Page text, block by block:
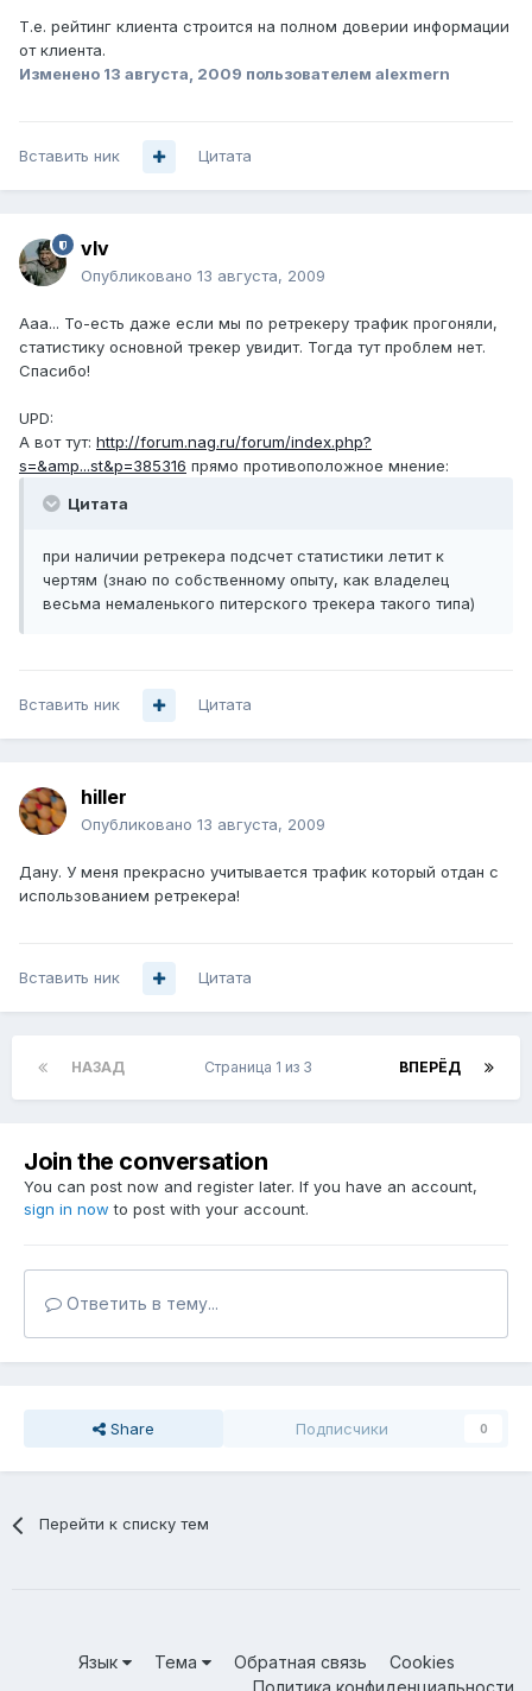
Т.е. рейтинг клиента строится на полном доверии информации
от клиента.
Изменено 13 августа, 2009 пользователем alexmern
Вставить ник Цитата
vIv
Опубликовано 13 августа, 2009
Ааа... То-есть даже если мы по ретрекеру трафик прогоняли,
статистику основной трекер увидит. Тогда тут проблем нет.
Спасибо!
UPD:
А вот тут: http://forum.nag.ru/forum/index.php?
s=&amp...st&p=385316 прямо противоположное мнение:
Цитата
при наличии ретрекера подсчет статистики летит к
чертям (знаю по собственному опыту, как владелец
весьма немаленького питерского трекера такого типа)
Вставить ник Цитата
hiller
Опубликовано 13 августа, 2009
Дану. У меня прекрасно учитывается трафик который отдан с
использованием ретрекера!
Вставить ник Цитата
НАЗАД ВПЕРЁД
Страница 1 из 3
Join the conversation
You can post now and register later. If you have an account,
sign in now to post with your account.
Ответить в тему...
Share Подписчики 0
Перейти к списку тем
Язык Тема Обратная связь
Cookies